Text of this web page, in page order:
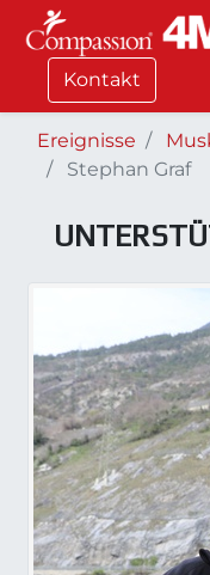
Kontakt
Ereignisse
Stephan Graf